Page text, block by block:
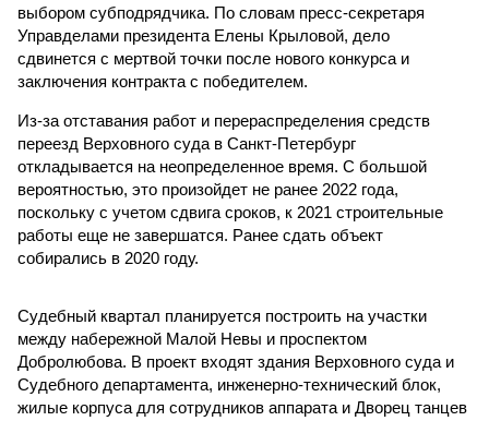
выбором субподрядчика. По словам пресс-секретаря
Управделами президента Елены Крыловой, дело
сдвинется с мертвой точки после нового конкурса и
заключения контракта с победителем.
Из-за отставания работ и перераспределения средств
переезд Верховного суда в Санкт-Петербург
откладывается на неопределенное время. С большой
вероятностью, это произойдет не ранее 2022 года,
поскольку с учетом сдвига сроков, к 2021 строительные
работы еще не завершатся. Ранее сдать объект
собирались в 2020 году.
Судебный квартал планируется построить на участки
между набережной Малой Невы и проспектом
Добролюбова. В проект входят здания Верховного суда и
Судебного департамента, инженерно-технический блок,
жилые корпуса для сотрудников аппарата и Дворец танцев